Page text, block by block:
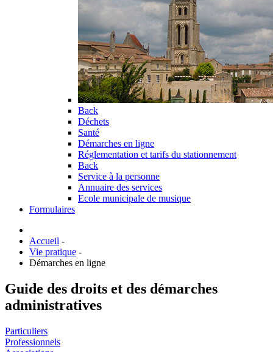
Back
Déchets
Santé
Démarches en ligne
Réglementation et tarifs du stationnement
Back
Service à la personne
Annuaire des services
Ecole municipale de musique
Formulaires
Accueil -
Vie pratique -
Démarches en ligne
Guide des droits et des démarches
administratives
Particuliers
Professionnels